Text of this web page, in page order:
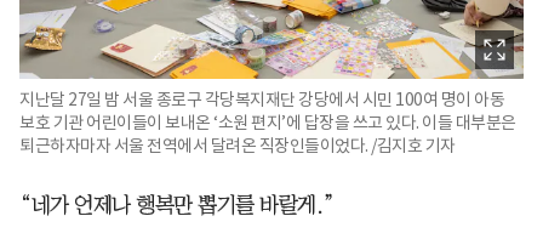
지난달 27일 밤 서울 종로구 각당복지재단 강당에서 시민 100여 명이 아동
보호 기관 어린이들이 보내온 ‘소원 편지’에 답장을 쓰고 있다. 이들 대부분은
퇴근하자마자 서울 전역에서 달려온 직장인들이었다. /김지호 기자
“네가 언제나 행복만 뽑기를 바랄게.”